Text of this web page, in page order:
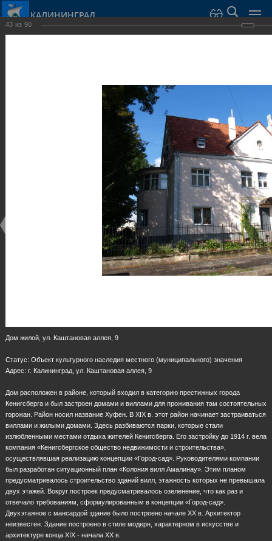
КАЛИНИНГРАД
43 из 90
Дом жилой, ул. Каштановая аллея, 9
Статус: Объект культурного наследия местного (муниципального) значения
Адрес: г. Калининград, ул. Каштановая аллея, 9
Дом расположен в районе, который входил в категорию престижных города
Кенигсберга и был застроен домами и виллами для проживания там состоятельных
горожан. Район носил название Хуфен. В XIX в. этот район начинает застраиваться
виллами и жилыми домами. Здесь разбиваются парки, которые стали
излюбленными местами отдыха жителей Кенигсберга. Его застройку до 1914 г. вела
компания «Кенигсбергское общество недвижимости и строительства»,
осуществлявшая реализацию концепции «Город-сад». Руководителями компании
был разработан ситуационный план «Колония вилл Амалинау». Этим планом
предусматривалось строительство зданий вилл, этажность которых не превышала
двух этажей. Вокруг построек предусматривалось озеленение, что как раз и
отвечало требованиям, сформулированным в концепции «Город-сад».
Двухэтажное с мансардой здание было построено начале XX в. Архитектор
неизвестен. Здание построено в стиле модерн, характерном в искусстве и
архитектуре конца XIX - начала ХХ в.